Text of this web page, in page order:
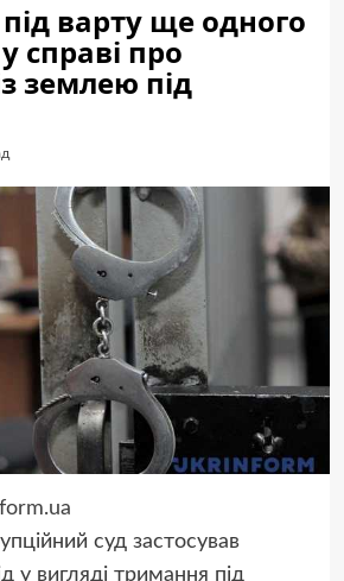
варту ще одного
справі про
землею під
суд застосував
у вигляді тримання під